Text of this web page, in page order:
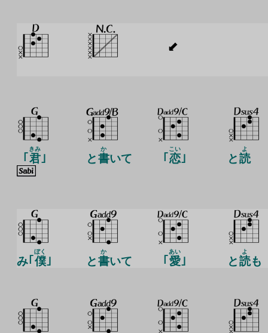
｢ 君
きみ
｣ と書
か
いて ｢ 恋
こい
｣ と読
よ
み｢ 僕
ぼく
｣ と書
か
いて ｢ 愛
あい
｣ と読
よ
も